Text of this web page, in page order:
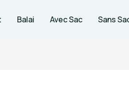
Balai Avec Sac Sans